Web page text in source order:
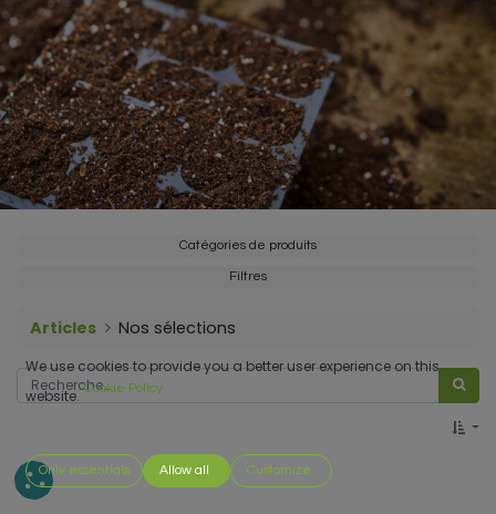
Catégories de produits
Filtres
Articles Nos sélections
We use cookies to provide you a better user experience on this
website. Cookie Policy
Only essentials Allow all Customize